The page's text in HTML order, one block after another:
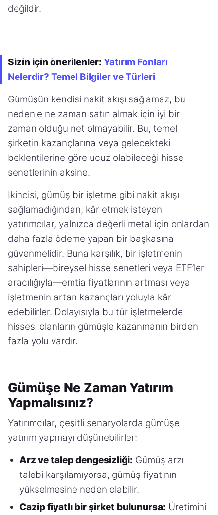
değildir.
Sizin için önerilenler: Yatırım Fonları
Nelerdir? Temel Bilgiler ve Türleri
Gümüşün kendisi nakit akışı sağlamaz, bu
nedenle ne zaman satın almak için iyi bir
zaman olduğu net olmayabilir. Bu, temel
şirketin kazançlarına veya gelecekteki
beklentilerine göre ucuz olabileceği hisse
senetlerinin aksine.
İkincisi, gümüş bir işletme gibi nakit akışı
sağlamadığından, kâr etmek isteyen
yatırımcılar, yalnızca değerli metal için onlardan
daha fazla ödeme yapan bir başkasına
güvenmelidir. Buna karşılık, bir işletmenin
sahipleri—bireysel hisse senetleri veya ETF’ler
aracılığıyla—emtia fiyatlarının artması veya
işletmenin artan kazançları yoluyla kâr
edebilirler. Dolayısıyla bu tür işletmelerde
hissesi olanların gümüşle kazanmanın birden
fazla yolu vardır.
Gümüşe Ne Zaman Yatırım
Yapmalısınız?
Yatırımcılar, çeşitli senaryolarda gümüşe
yatırım yapmayı düşünebilirler:
Arz ve talep dengesizliği: Gümüş arzı
talebi karşılamıyorsa, gümüş fiyatının
yükselmesine neden olabilir.
Cazip fiyatlı bir şirket bulunursa: Üretimini